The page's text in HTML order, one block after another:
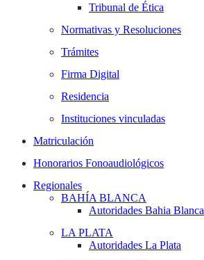
Tribunal de Ética
Normativas y Resoluciones
Trámites
Firma Digital
Residencia
Instituciones vinculadas
Matriculación
Honorarios Fonoaudiológicos
Regionales
BAHÍA BLANCA
Autoridades Bahia Blanca
LA PLATA
Autoridades La Plata